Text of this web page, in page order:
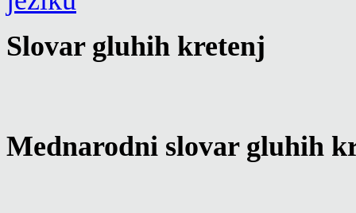
Slovar gluhih kretenj
Mednarodni slovar gluhih